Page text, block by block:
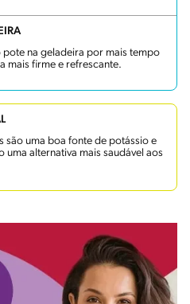
pote na geladeira por mais tempo
mais firme e refrescante.
são uma boa fonte de potássio e
uma alternativa mais saudável aos